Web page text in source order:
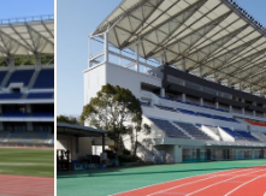
飛散・流出防止対策
施工・管理実績一覧